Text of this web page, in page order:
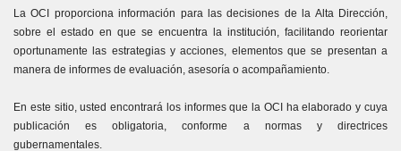
La OCI proporciona información para las decisiones de la Alta Dirección,
sobre el estado en que se encuentra la institución, facilitando reorientar
oportunamente las estrategias y acciones, elementos que se presentan a
manera de informes de evaluación, asesoría o acompañamiento.
En este sitio, usted encontrará los informes que la OCI ha elaborado y cuya
publicación es obligatoria, conforme a normas y directrices
gubernamentales.